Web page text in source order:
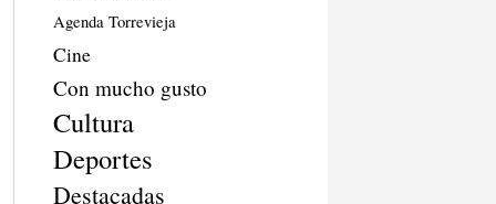
Agenda Torrevieja
Cine
Con mucho gusto
Cultura
Deportes
Destacadas